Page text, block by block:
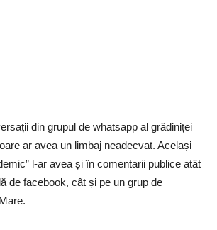
din grupul de whatsapp al grădiniței
ar avea un limbaj neadecvat. Același
l-ar avea și în comentarii publice atât
de facebook, cât și pe un grup de